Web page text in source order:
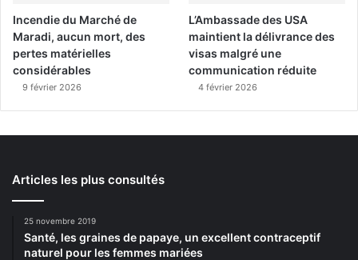
Incendie du Marché de
Maradi, aucun mort, des
pertes matérielles
considérables
9 février 2026
L’Ambassade des USA
maintient la délivrance des
visas malgré une
communication réduite
4 février 2026
Articles les plus consultés
25 novembre 2019
Santé, les graines de papaye, un excellent contraceptif
naturel pour les femmes mariées